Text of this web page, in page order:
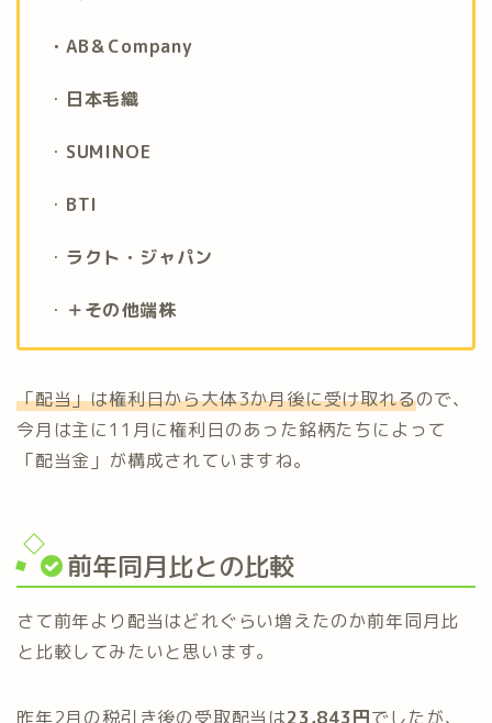
・AB＆Company
・ 日本毛織
・ SUMINOE
・ BTI
・ ラクト・ジャパン
・ ＋その他端株
「配当」は権利日から大体3か月後に受け取れるので、
今月は主に11月に権利日のあった銘柄たちによって
「配当金」が構成されていますね。
前年同月比との比較
さて前年より配当はどれぐらい増えたのか前年同月比
と比較してみたいと思います。
昨年2月の税引き後の受取配当は23,843円でしたが、